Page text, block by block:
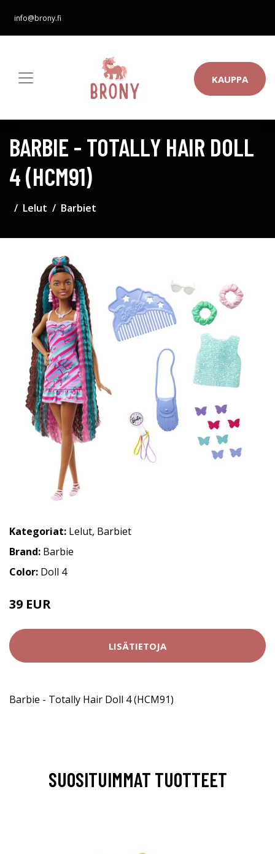
info@brony.fi
KAUPPA
BARBIE - TOTALLY HAIR DOLL
4 (HCM91)
Lelut Barbiet
Kategoriat: Lelut, Barbiet
Brand: Barbie
Color: Doll 4
39 EUR
LISÄTIETOJA
Barbie - Totally Hair Doll 4 (HCM91)
SUOSITUIMMAT TUOTTEET